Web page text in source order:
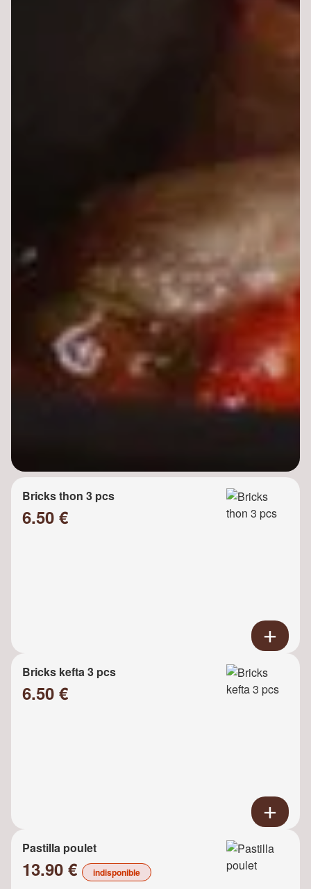
Bricks thon 3 pcs
6.50 €
Bricks kefta 3 pcs
6.50 €
Pastilla poulet
13.90 € indisponible